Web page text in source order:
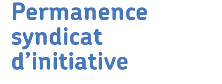
Permanence
syndicat
d’initiative